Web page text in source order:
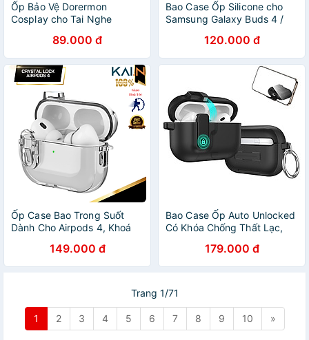
Ốp Bảo Vệ Dorermon
Cosplay cho Tai Nghe
Airpods 1/2_ Hàng chính
hãng
89.000 đ
Bao Case Ốp Silicone cho
Samsung Galaxy Buds 4 /
120.000 đ
Ốp Case Bao Trong Suốt
Dành Cho Airpods 4, Khoá
Crystal Lock, Kèm Móc Treo_
Hàng chính hãng
149.000 đ
Bao Case Ốp Auto Unlocked
Có Khóa Chống Thất Lạc,
Airpods Pro 3 - Hàng Chính
Hãng
179.000 đ
Trang 1/71
1 2 3 4 5 6 7 8 9 10 »